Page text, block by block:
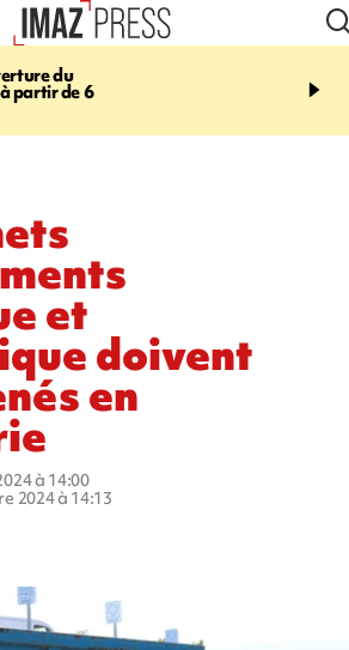
du
partir de 6
07:00
Un vendredi
et
doivent
en
à 14:00
2024 à 14:13